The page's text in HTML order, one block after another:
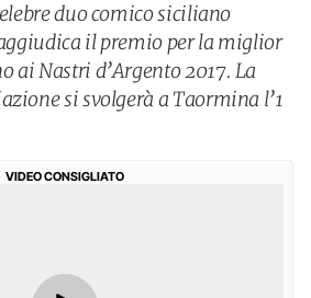
duo comico siciliano
il premio per la miglior
ai Nastri d’Argento 2017. La
si svolgerà a Taormina l’1
VIDEO CONSIGLIATO